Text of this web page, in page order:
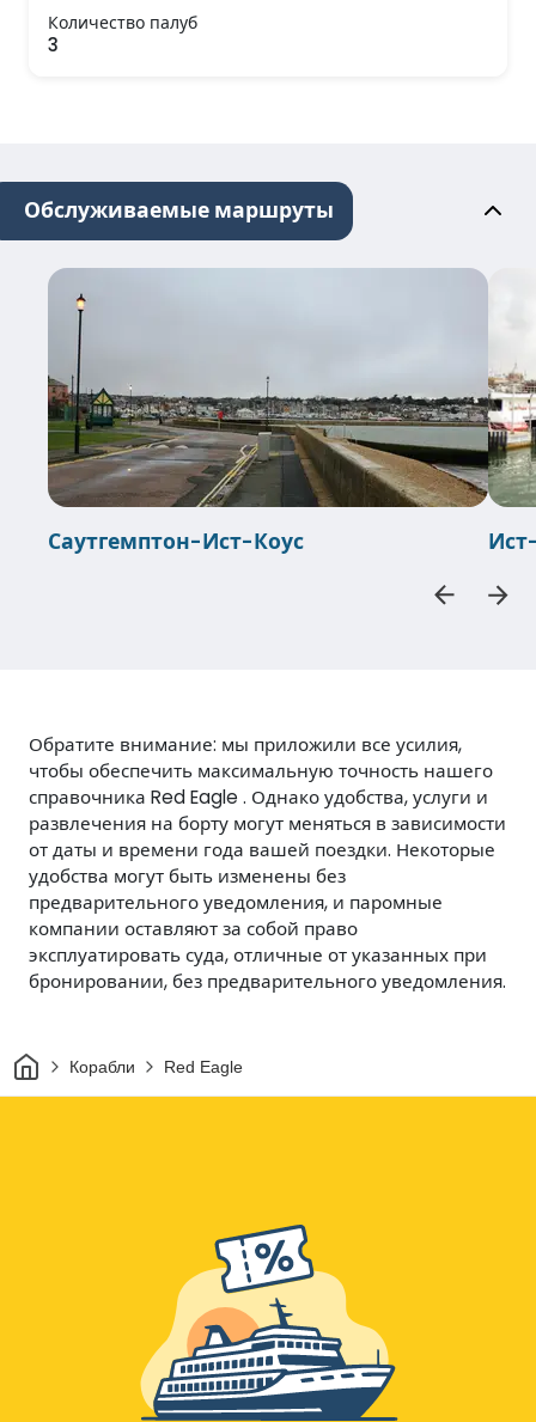
Количество палуб
3
Обслуживаемые маршруты
Саутгемптон-Ист-Коус
Обратите внимание: мы приложили все усилия,
чтобы обеспечить максимальную точность нашего
справочника Red Eagle . Однако удобства, услуги и
развлечения на борту могут меняться в зависимости
от даты и времени года вашей поездки. Некоторые
удобства могут быть изменены без
предварительного уведомления, и паромные
компании оставляют за собой право
эксплуатировать суда, отличные от указанных при
бронировании, без предварительного уведомления.
ДомКорабли Red Eagle